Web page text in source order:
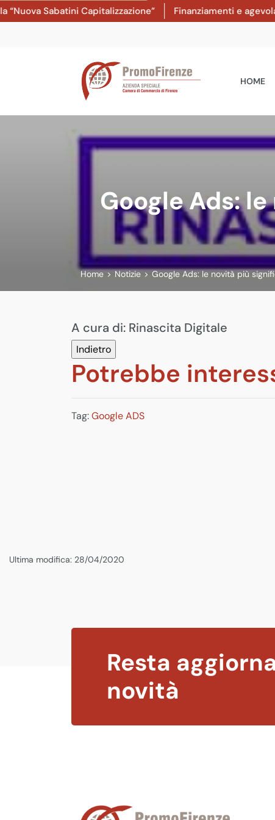
Sabatini Capitalizzazione” Finanziamenti e
HOME
Google Ads:
Home > Notizie > Google Ads: le novità più
A cura di: Rinascita Digitale
Potrebbe
Tag:Google ADS
Ultima modifica: 28/04/2020
Resta
novità